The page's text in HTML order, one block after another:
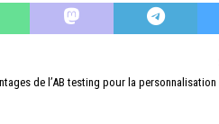
de l’AB testing pour la